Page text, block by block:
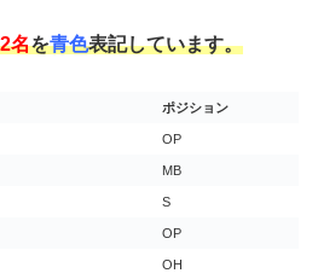
名を青色表記しています。
ポジション
OP
MB
S
OP
OH